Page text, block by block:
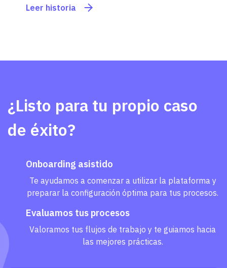
Leer historia
¿Listo para tu propio caso
de éxito?
Onboarding asistido
Te ayudamos a comenzar a utilizar la plataforma y
preparar la configuración óptima para tus procesos.
Evaluamos tus procesos
Valoramos tus flujos de trabajo y te guiamos hacia
las mejores prácticas.